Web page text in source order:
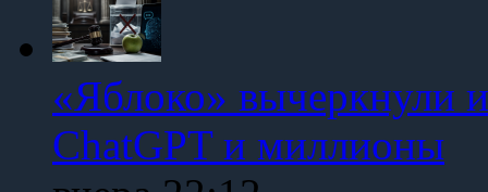
«Яблоко» вычеркнули
ChatGPT и миллионы